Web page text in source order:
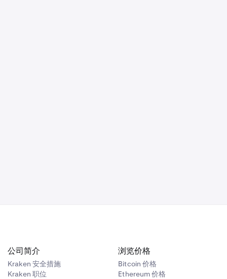
公司简介
Kraken 安全措施
Kraken 职位
浏览价格
Bitcoin 价格
Ethereum 价格